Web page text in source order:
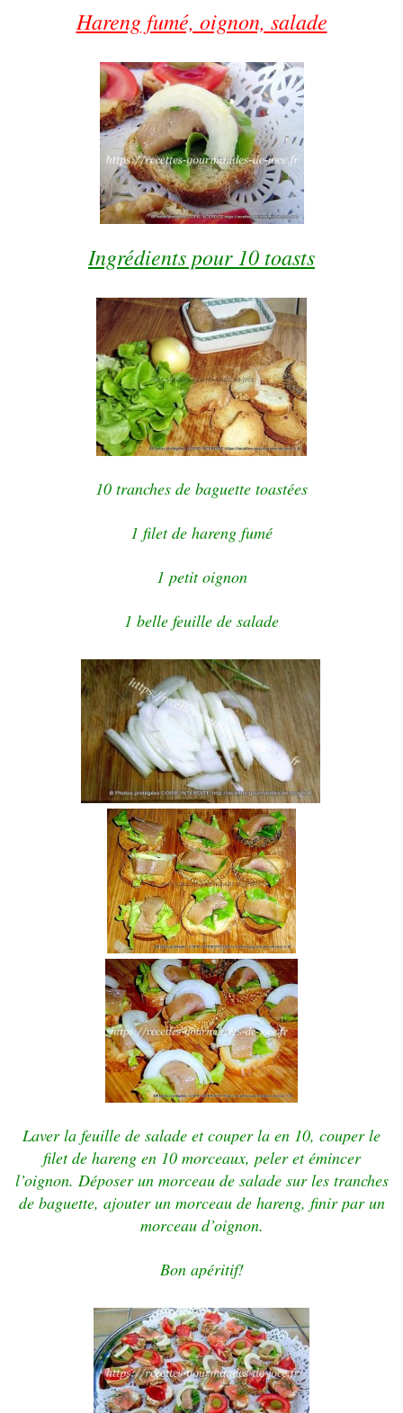
Hareng fumé, oignon, salade
Ingrédients pour 10 toasts
10 tranches de baguette toastées
1 filet de hareng fumé
1 petit oignon
1 belle feuille de salade
Laver la feuille de salade et couper la en 10, couperle
filet de hareng en 10 morceaux, peler et émincer
l’oignon. Déposer un morceau de salade sur les tranches
de baguette, ajouter un morceau de hareng, finir par un
morceau d’oignon.
Bon apéritif!